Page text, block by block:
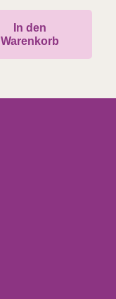
In den
Warenkorb